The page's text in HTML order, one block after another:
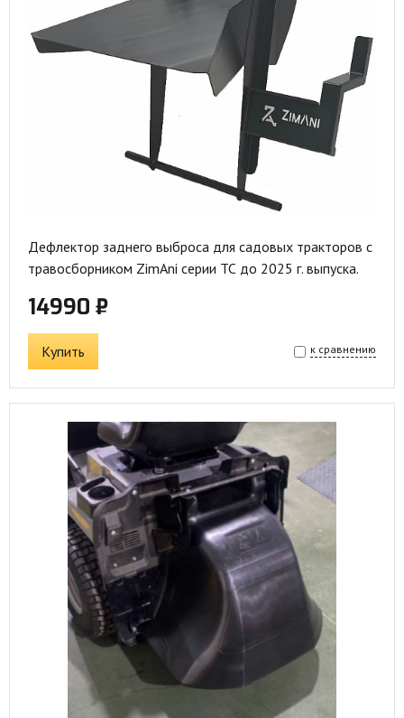
Дефлектор заднего выброса для садовых тракторов с
травосборником ZimAni серии ТС до 2025 г. выпуска.
14990 ₽
Купить к сравнению